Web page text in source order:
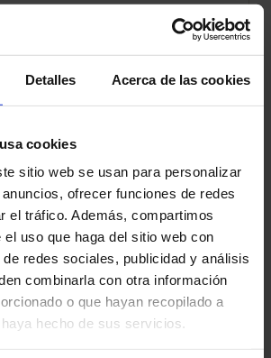
Detalles Acerca de las cookies
cookies
sitio web se usan para personalizar
ofrecer funciones de redes
el tráfico. Además, compartimos
el uso que haga del sitio web con
redes sociales, publicidad y análisis
combinarla con otra información
o que hayan recopilado a
hecho de sus servicios.